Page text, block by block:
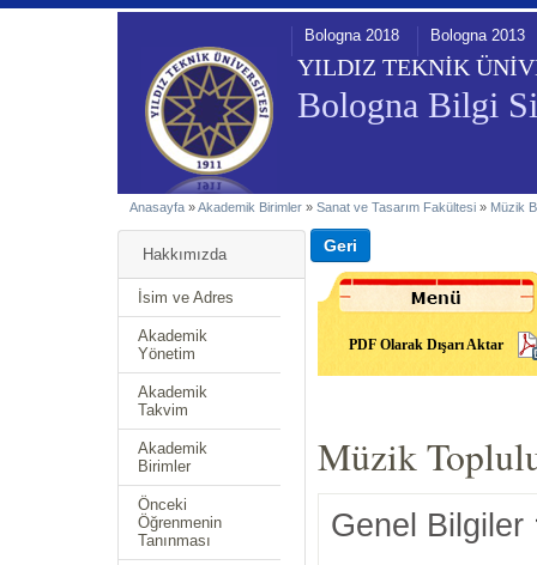
YILDIZ TEKNİK
Bologna Bilgi
Bologna 2018 Bologna 2013
Anasayfa »Akademik Birimler » Sanat ve Tasarım Fakültesi » Müzik
Hakkımızda
İsim ve Adres
Akademik
Yönetim
Akademik
Takvim
Akademik
Birimler
Önceki
Öğrenmenin
Tanınması
PDF Olarak Dışarı Aktar
Müzik
Genel Bilgiler